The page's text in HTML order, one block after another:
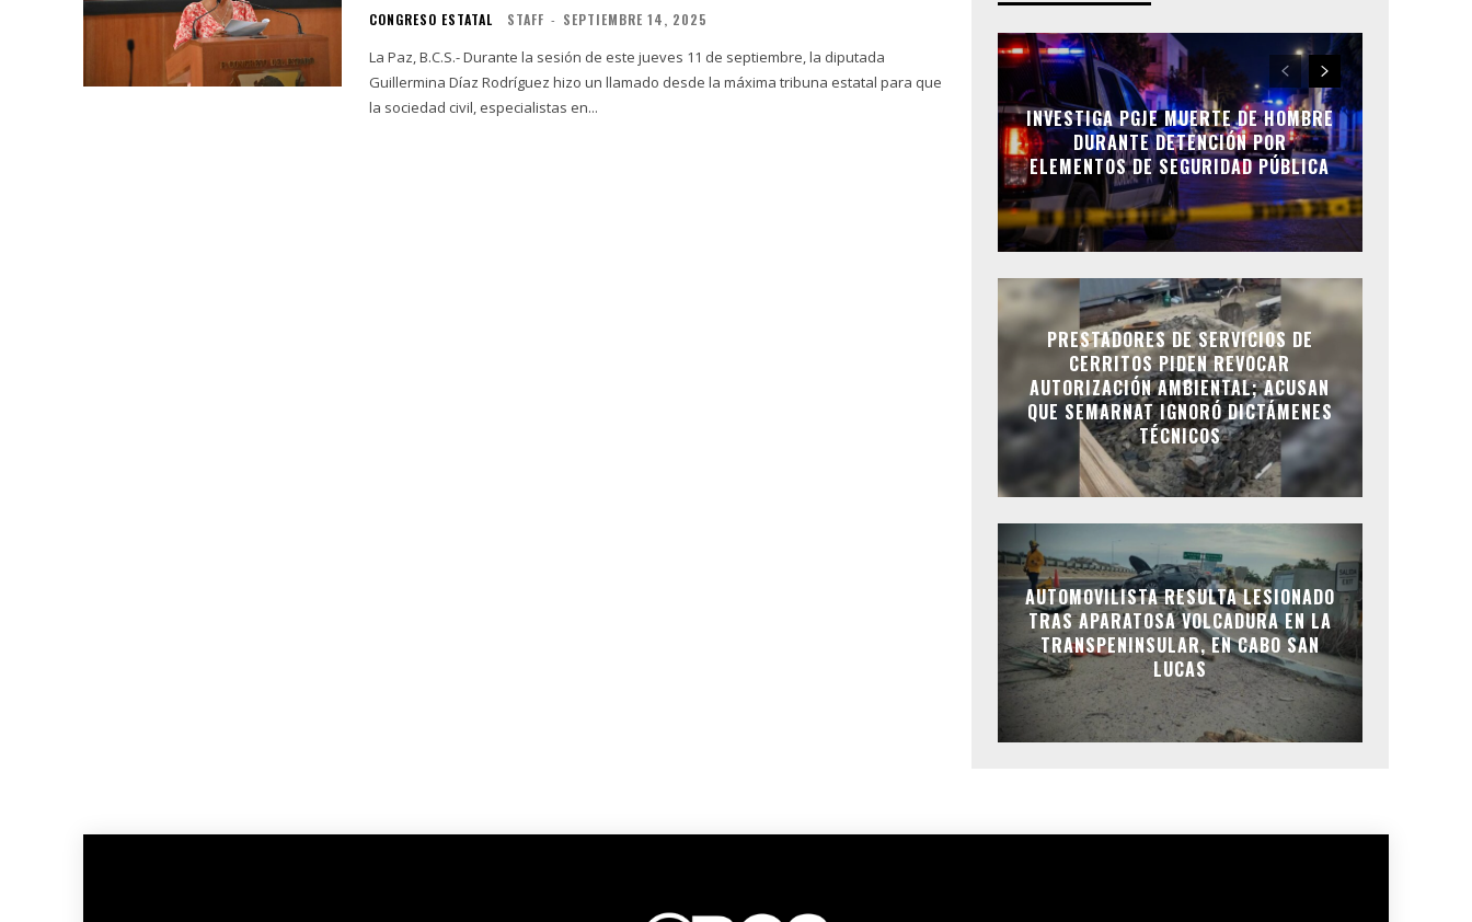
CONGRESO ESTATAL STAFF - SEPTIEMBRE 14, 2025
La Paz, B.C.S.- Durante la sesión de este jueves 11 de septiembre, la diputada
Guillermina Díaz Rodríguez hizo un llamado desde la máxima tribuna estatal para que
la sociedad civil, especialistas en...
INVESTIGA PGJE MUERTE DE HOMBRE
DURANTE DETENCIÓN POR
ELEMENTOS DE SEGURIDAD PÚBLICA
PRESTADORES DE SERVICIOS DE
CERRITOS PIDEN REVOCAR
AUTORIZACIÓN AMBIENTAL; ACUSAN
QUE SEMARNAT IGNORÓ DICTÁMENES
TÉCNICOS
AUTOMOVILISTA RESULTA LESIONADO
TRAS APARATOSA VOLCADURA EN LA
TRANSPENINSULAR, EN CABO SAN
LUCAS